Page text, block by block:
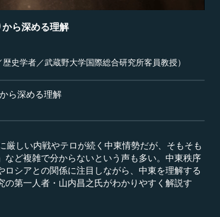
から深める理解
歴史学者／武蔵野大学国際総合研究所客員教授）
ら深める理解
厳しい内戦やテロが続く中東情勢だが、そもそも
など複雑で分からないという声も多い。中東秩序
シアとの関係に注目しながら、中東を理解する
第一人者・山内昌之氏がわかりやすく解説す